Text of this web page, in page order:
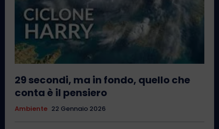
29 secondi, ma in fondo, quello che
conta è il pensiero
Ambiente 22 Gennaio 2026